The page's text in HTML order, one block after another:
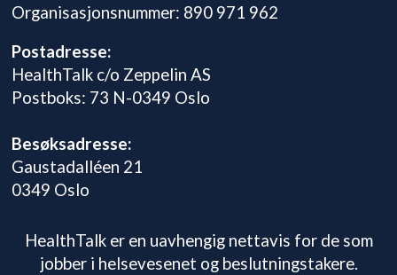
Organisasjonsnummer: 890 971 962
Postadresse:
HealthTalk c/o Zeppelin AS
Postboks: 73 N-0349 Oslo
Besøksadresse:
Gaustadalléen 21
0349 Oslo
HealthTalk er en uavhengig nettavis for de som
jobber i helsevesenet og beslutningstakere.